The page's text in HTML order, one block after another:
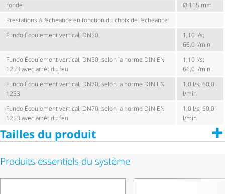
ronde
Ø 115 mm
Prestations à l'échéance en fonction du choix de l'échéance
Fundo Écoulement vertical, DN50
1,10 l/s;
66,0 l/min
Fundo Écoulement vertical, DN50, selon la norme DIN EN
1253 avec arrêt du feu
1,10 l/s;
66,0 l/min
Fundo Écoulement vertical, DN70, selon la norme DIN EN
1253
1,0 l/s; 60,0
l/min
Fundo Écoulement vertical, DN70, selon la norme DIN EN
1253 avec arrêt du feu
1,0 l/s; 60,0
l/min
Tailles du produit
Produits essentiels du système